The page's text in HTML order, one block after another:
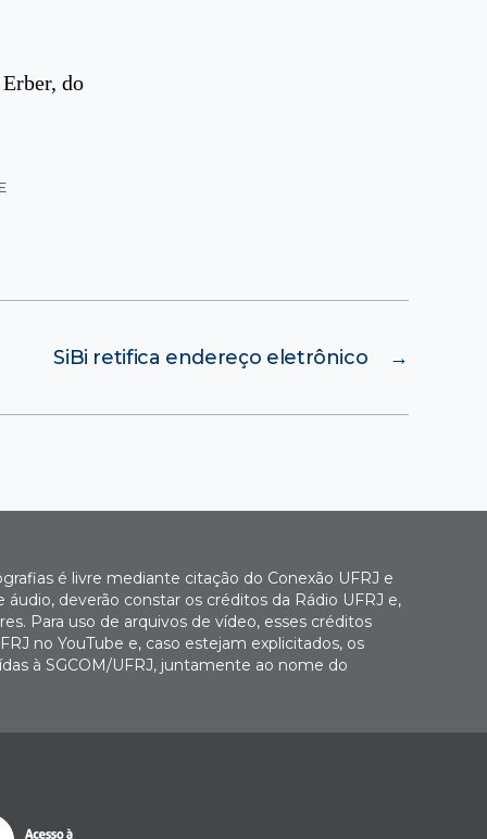
do
→
SiBi retifica endereço eletrônico
é livre mediante citação do Conexão UFRJ e
deverão constar os créditos da Rádio UFRJ e,
Para uso de arquivos de vídeo, esses créditos
no YouTube e, caso estejam explicitados, os
à SGCOM/UFRJ, juntamente ao nome do